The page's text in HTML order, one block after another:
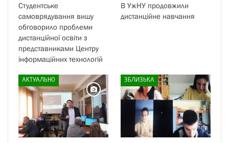
Студентське
самоврядування вишу
обговорило проблеми
дистанційної освіти з
представниками Центру
інформаційних технологій
В УжНУ продовжили
дистанційне навчання
АКТУАЛЬНО ЗБЛИЗЬКА